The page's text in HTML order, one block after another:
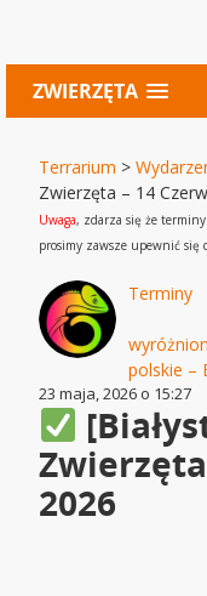
ZWIERZĘTA
Terrarium >
Zwierzęta – 14
Uwaga, zdarza się że terminy
prosimy zawsze upewnić się
Terminy
polskie –
23 maja, 2026 o 15:27
2026